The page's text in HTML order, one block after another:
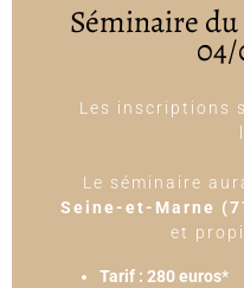
Séminaire du
04/
Les inscriptions
Le séminaire
Seine-et-Marne
et
Tarif : 280 euros*